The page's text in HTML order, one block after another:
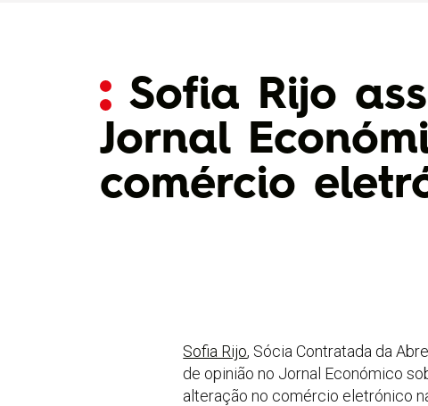
Sofia Rijo
Jornal
comércio
Sofia Rijo, Sócia Contratada da
de opinião no Jornal Económico
alteração no comércio eletrónico